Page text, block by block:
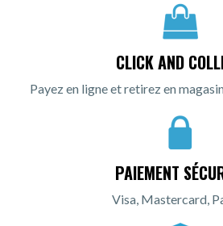
CLICK AND
Payez en ligne et retirez en
PAIEMENT
Visa, Mastercard,